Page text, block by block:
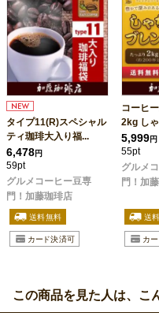
タイプ11(R)スペシャル
ティ珈琲大入り福...
6,478円
59pt
グルメコーヒー豆専
門！加藤珈琲店
コーヒ
2kg し
5,999円
55pt
グルメ
門！加
この商品を見た人は、こ